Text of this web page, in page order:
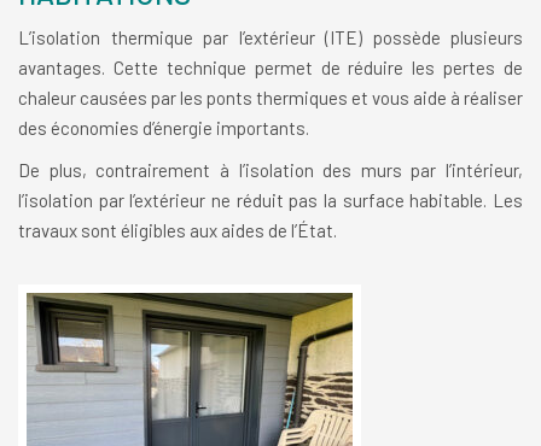
L’isolation thermique par l’extérieur (ITE) possède plusieurs
avantages. Cette technique permet de réduire les pertes de
chaleur causées par les ponts thermiques et vous aide à réaliser
des économies d’énergie importants.
De plus, contrairement à l’isolation des murs par l’intérieur,
l’isolation par l’extérieur ne réduit pas la surface habitable. Les
travaux sont éligibles aux aides de l’État.